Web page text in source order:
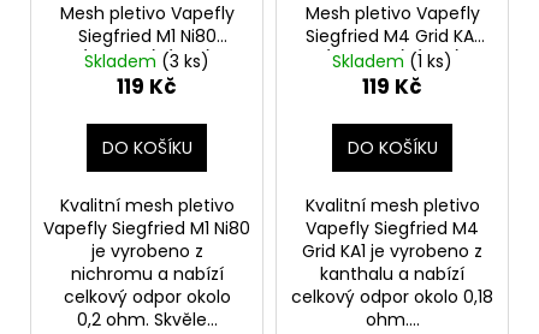
Mesh pletivo Vapefly
Siegfried M1 Ni80
(0,2ohm) (10ks)
Skladem (3 ks)
119 Kč
DO KOŠÍKU
Kvalitní mesh pletivo
Vapefly Siegfried M1 Ni80
je vyrobeno z
nichromu a nabízí
celkový odpor okolo
0,2 ohm. Skvěle...
Mesh pletivo Vapefly
Siegfried M4 Grid KA1
(0,18ohm) (10ks)
Skladem (1 ks)
119 Kč
DO KOŠÍKU
Kvalitní mesh pletivo
Vapefly Siegfried M4
Grid KA1 je vyrobeno z
kanthalu a nabízí
celkový odpor okolo 0,18
ohm....